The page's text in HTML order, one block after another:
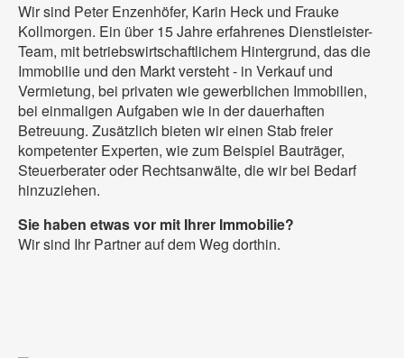
Wir sind Peter Enzenhöfer, Karin Heck und Frauke
Kollmorgen. Ein über 15 Jahre erfahrenes Dienstleister-
Team, mit betriebswirtschaftlichem Hintergrund, das die
Immobilie und den Markt versteht - in Verkauf und
Vermietung, bei privaten wie gewerblichen Immobilien,
bei einmaligen Aufgaben wie in der dauerhaften
Betreuung. Zusätzlich bieten wir einen Stab freier
kompetenter Experten, wie zum Beispiel Bauträger,
Steuerberater oder Rechtsanwälte, die wir bei Bedarf
hinzuziehen.
Sie haben etwas vor mit Ihrer Immobilie?
Wir sind Ihr Partner auf dem Weg dorthin.